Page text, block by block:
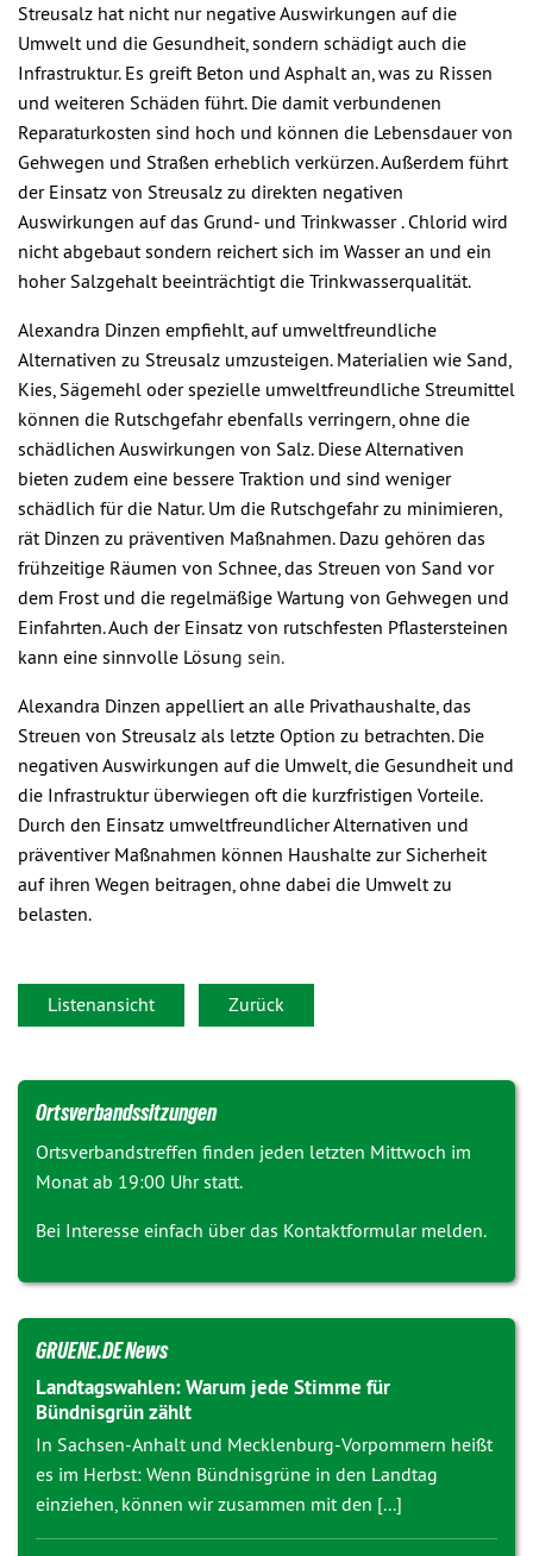
Streusalz hat nicht nur negative Auswirkungen auf die
Umwelt und die Gesundheit, sondern schädigt auch die
Infrastruktur. Es greift Beton und Asphalt an, was zu Rissen
und weiteren Schäden führt. Die damit verbundenen
Reparaturkosten sind hoch und können die Lebensdauer von
Gehwegen und Straßen erheblich verkürzen. Außerdem führt
der Einsatz von Streusalz zu direkten negativen
Auswirkungen auf das Grund- und Trinkwasser . Chlorid wird
nicht abgebaut sondern reichert sich im Wasser an und ein
hoher Salzgehalt beeinträchtigt die Trinkwasserqualität.
Alexandra Dinzen empfiehlt, auf umweltfreundliche
Alternativen zu Streusalz umzusteigen. Materialien wie Sand,
Kies, Sägemehl oder spezielle umweltfreundliche Streumittel
können die Rutschgefahr ebenfalls verringern, ohne die
schädlichen Auswirkungen von Salz. Diese Alternativen
bieten zudem eine bessere Traktion und sind weniger
schädlich für die Natur. Um die Rutschgefahr zu minimieren,
rät Dinzen zu präventiven Maßnahmen. Dazu gehören das
frühzeitige Räumen von Schnee, das Streuen von Sand vor
dem Frost und die regelmäßige Wartung von Gehwegen und
Einfahrten. Auch der Einsatz von rutschfesten Pflastersteinen
kann eine sinnvolle Lösung sein.
Alexandra Dinzen appelliert an alle Privathaushalte, das
Streuen von Streusalz als letzte Option zu betrachten. Die
negativen Auswirkungen auf die Umwelt, die Gesundheit und
die Infrastruktur überwiegen oft die kurzfristigen Vorteile.
Durch den Einsatz umweltfreundlicher Alternativen und
präventiver Maßnahmen können Haushalte zur Sicherheit
auf ihren Wegen beitragen, ohne dabei die Umwelt zu
belasten.
Listenansicht Zurück
Ortsverbandssitzungen
Ortsverbandstreffen finden jeden letzten Mittwoch im
Monat ab 19:00 Uhr statt.
Bei Interesse einfach über das Kontaktformular melden.
GRUENE.DE News
Landtagswahlen: Warum jede Stimme für
Bündnisgrün zählt
In Sachsen-Anhalt und Mecklenburg-Vorpommern heißt
es im Herbst: Wenn Bündnisgrüne in den Landtag
einziehen, können wir zusammen mit den [...]